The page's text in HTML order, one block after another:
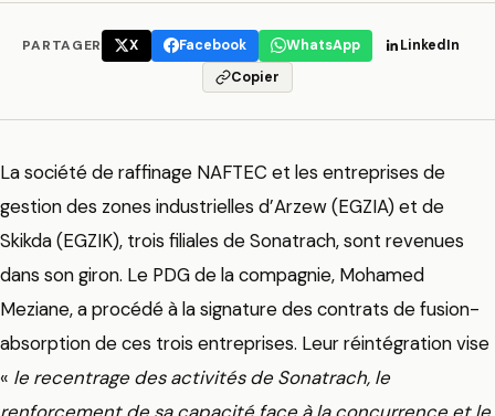
PARTAGER X Facebook WhatsApp
LinkedIn
Copier
La société de raffinage NAFTEC et les entreprises de
gestion des zones industrielles d’Arzew (EGZIA) et de
Skikda (EGZIK), trois filiales de Sonatrach, sont revenues
dans son giron. Le PDG de la compagnie, Mohamed
Meziane, a procédé à la signature des contrats de fusion-
absorption de ces trois entreprises. Leur réintégration vise
« le recentrage des activités de Sonatrach, le